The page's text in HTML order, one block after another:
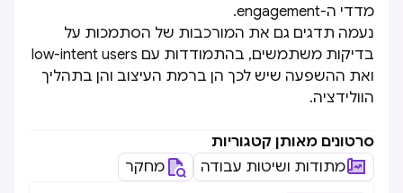
מדדי ה-engagement.
נעמה תדגים גם את המורכבות של הסתמכות על
בדיקות משתמשים, בהתמודדות עם low-intent users
ואת ההשפעה שיש לכך הן ברמת העיצוב והן בתהליך
הוולידציה.
סרטונים מאותן קטגוריות
מתודות ושיטות עבודה
מחקר